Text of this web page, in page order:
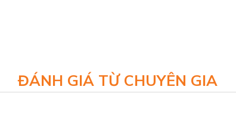
ĐÁNH GIÁ TỪ CHUYÊN GIA